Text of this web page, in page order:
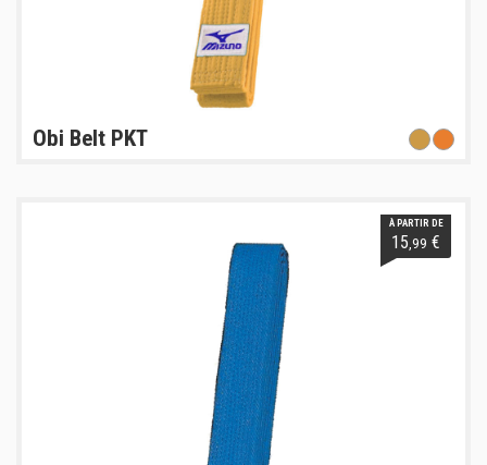
Obi Belt PKT
À PARTIR DE
15 ,99 €